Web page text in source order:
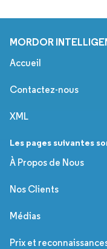
MORDOR
Accueil
Contactez-nous
XML
Les pages suivantes
À Propos de Nous
Nos Clients
Médias
Prix et